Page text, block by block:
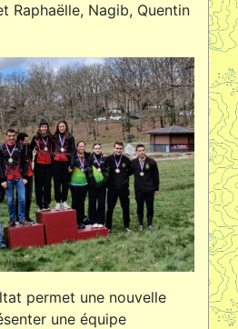
Raphaëlle, Nagib, Quentin
permet une nouvelle
une équipe